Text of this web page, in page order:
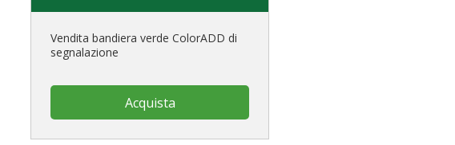
Vendita bandiera verde ColorADD di
segnalazione
Acquista